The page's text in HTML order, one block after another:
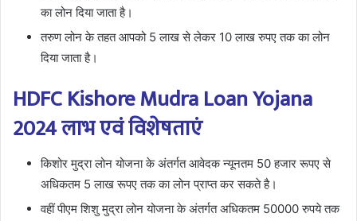
का लोन दिया जाता है।
तरुण लोन के तहत आपको 5 लाख से लेकर 10 लाख रुपए तक का लोन
दिया जाता है।
HDFC Kishore Mudra Loan Yojana
2024 लाभ एवं विशेषताएं
किशोर मुद्रा लोन योजना के अंतर्गत आवेदक न्यूनतम 50 हजार रूपए से
अधिकतम 5 लाख रूपए तक का लोन प्राप्त कर सकते है।
वहीं पीएम शिशु मुद्रा लोन योजना के अंतर्गत अधिकतम 50000 रुपये तक